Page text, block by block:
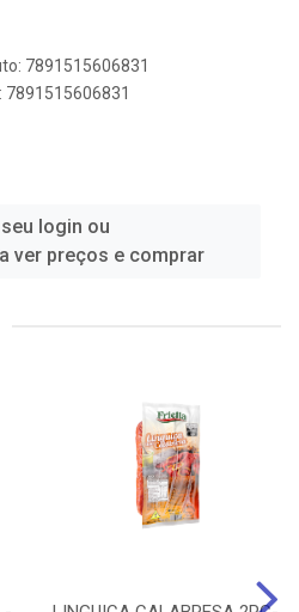
7891515606831
7891515606831
login ou
ver preços e comprar